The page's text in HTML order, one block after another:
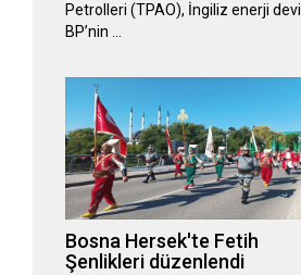
Petrolleri (TPAO), İngiliz enerji devi
BP’nin …
Bosna Hersek'te Fetih
Şenlikleri düzenlendi